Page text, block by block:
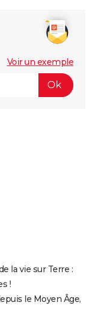
Voir un exemple
la vie sur Terre :
!
le Moyen Âge,